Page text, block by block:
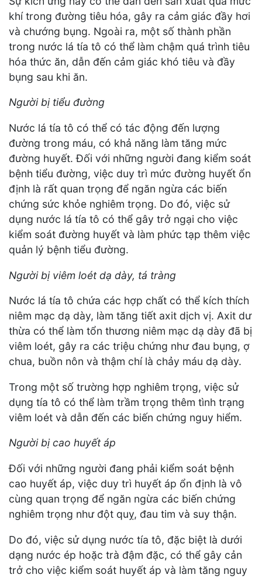
khí trong đường tiêu hóa, gây ra cảm giác đầy hơi
và chướng bụng. Ngoài ra, một số thành phần
trong nước lá tía tô có thể làm chậm quá trình tiêu
hóa thức ăn, dẫn đến cảm giác khó tiêu và đầy
bụng sau khi ăn.
Người bị tiểu đường
Nước lá tía tô có thể có tác động đến lượng
đường trong máu, có khả năng làm tăng mức
đường huyết. Đối với những người đang kiểm soát
bệnh tiểu đường, việc duy trì mức đường huyết ổn
định là rất quan trọng để ngăn ngừa các biến
chứng sức khỏe nghiêm trọng. Do đó, việc sử
dụng nước lá tía tô có thể gây trở ngại cho việc
kiểm soát đường huyết và làm phức tạp thêm việc
quản lý bệnh tiểu đường.
Người bị viêm loét dạ dày, tá tràng
Nước lá tía tô chứa các hợp chất có thể kích thích
niêm mạc dạ dày, làm tăng tiết axit dịch vị. Axit dư
thừa có thể làm tổn thương niêm mạc dạ dày đã bị
viêm loét, gây ra các triệu chứng như đau bụng, ợ
chua, buồn nôn và thậm chí là chảy máu dạ dày.
Trong một số trường hợp nghiêm trọng, việc sử
dụng tía tô có thể làm trầm trọng thêm tình trạng
viêm loét và dẫn đến các biến chứng nguy hiểm.
Người bị cao huyết áp
Đối với những người đang phải kiểm soát bệnh
cao huyết áp, việc duy trì huyết áp ổn định là vô
cùng quan trọng để ngăn ngừa các biến chứng
nghiêm trọng như đột quỵ, đau tim và suy thận.
Do đó, việc sử dụng nước tía tô, đặc biệt là dưới
dạng nước ép hoặc trà đậm đặc, có thể gây cản
trở cho việc kiểm soát huyết áp và làm tăng nguy